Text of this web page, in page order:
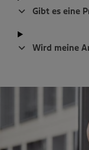
Gibt es eine
Wird meine